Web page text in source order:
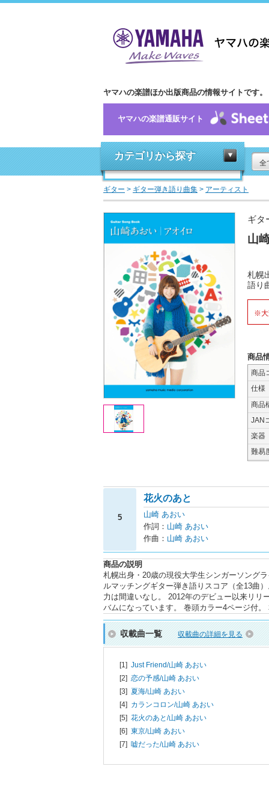
ヤマハの楽譜ほか出版商品の情報サイトです。
ヤマハの楽譜通販サイト
カテゴリから探す
全
ギター > ギター弾き語り曲集 > アーティスト
ギタ
山
札幌
語り
※大
商品
商品
仕様
商品
JAN
楽器
難易
5
花火のあと
山崎 あおい
作詞： 山崎 あおい
作曲： 山崎 あおい
商品の説明
札幌出身・20歳の現役大学生シンガーソング
ルマッチングギター弾き語りスコア（全13曲
力は間違いなし。 2012年のデビュー以来リリ
バムになっています。 巻頭カラー4ページ付
収載曲一覧 収載曲の詳細を見る
[1] Just Friend/山崎 あおい
[2] 恋の予感/山崎 あおい
[3] 夏海/山崎 あおい
[4] カランコロン/山崎 あおい
[5] 花火のあと/山崎 あおい
[6] 東京/山崎 あおい
[7] 嘘だった/山崎 あおい